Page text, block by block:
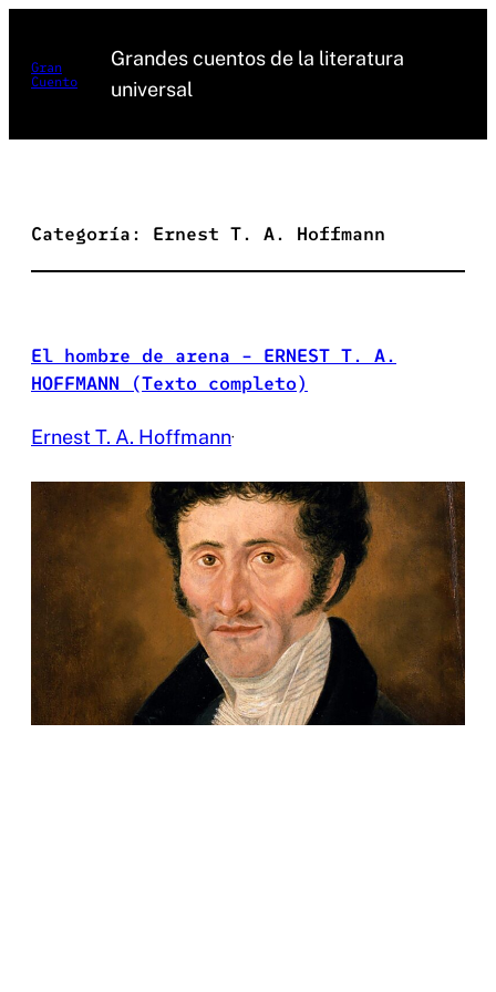
contenido
Gran
Cuento
Grandes cuentos de la literatura
universal
Categoría: Ernest T. A. Hoffmann
El hombre de arena – ERNEST T. A.
HOFFMANN (Texto completo)
Ernest T. A. Hoffmann·